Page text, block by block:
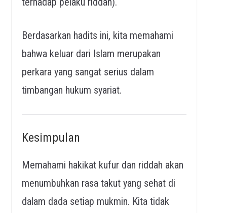
Berdasarkan hadits ini, kita memahami
bahwa keluar dari Islam merupakan
perkara yang sangat serius dalam
timbangan hukum syariat.
Kesimpulan
Memahami hakikat kufur dan riddah akan
menumbuhkan rasa takut yang sehat di
dalam dada setiap mukmin. Kita tidak